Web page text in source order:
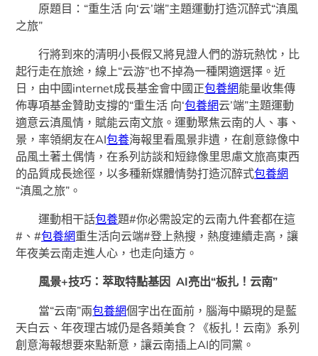
原題目：“重生活 向‘云’端”主題運動打造沉醉式“滇風
之旅”
行將到來的清明小長假又將見證人們的游玩熱忱，比
起行走在旅途，線上“云游”也不掉為一種閑適選擇。近
日，由中國internet成長基金會中國正包養網能量收集傳
佈專項基金贊助支撐的“重生活 向‘包養網云’端”主題運動
適意云滇風情，賦能云南文旅。運動聚焦云南的人、事、
景，率領網友在AI包養海報里看風景非遺，在創意錄像中
品風土著土偶情，在系列訪談和短錄像里思慮文旅高東西
的品質成長途徑，以多種新媒體情勢打造沉醉式包養網
“滇風之旅”。
運動相干話包養題#你必需設定的云南九件套都在這
#、#包養網重生活向云端#登上熱搜，熱度連續走高，讓
年夜美云南走進人心，也走向遠方。
風景+技巧：萃取特點基因 AI亮出“板扎！云南”
當“云南”兩包養網個字出在面前，腦海中顯現的是藍
天白云、年夜理古城仍是各類美食？《板扎！云南》系列
創意海報想要來點新意，讓云南插上AI的同黨。